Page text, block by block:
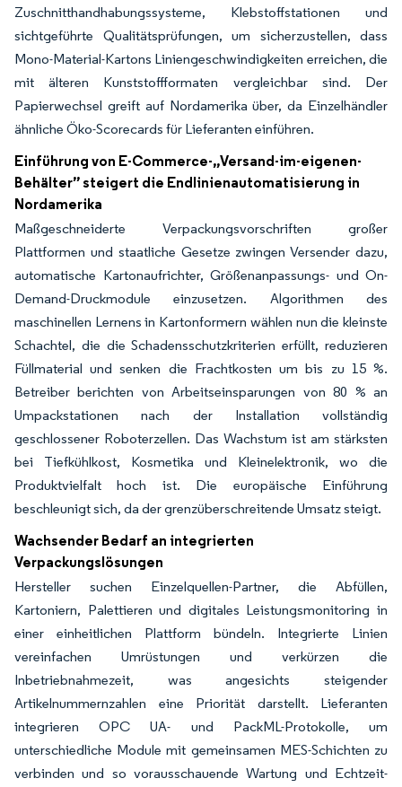
Zuschnitthandhabungssysteme, Klebstoffstationen und
sichtgeführte Qualitätsprüfungen, um sicherzustellen, dass
Mono-Material-Kartons Liniengeschwindigkeiten erreichen, die
mit älteren Kunststoffformaten vergleichbar sind. Der
Papierwechsel greift auf Nordamerika über, da Einzelhändler
ähnliche Öko-Scorecards für Lieferanten einführen.
Einführung von E-Commerce-„Versand-im-eigenen-
Behälter” steigert die Endlinienautomatisierung in
Nordamerika
Maßgeschneiderte Verpackungsvorschriften großer
Plattformen und staatliche Gesetze zwingen Versender dazu,
automatische Kartonaufrichter, Größenanpassungs- und On-
Demand-Druckmodule einzusetzen. Algorithmen des
maschinellen Lernens in Kartonformern wählen nun die kleinste
Schachtel, die die Schadensschutzkriterien erfüllt, reduzieren
Füllmaterial und senken die Frachtkosten um bis zu 15 %.
Betreiber berichten von Arbeitseinsparungen von 80 % an
Umpackstationen nach der Installation vollständig
geschlossener Roboterzellen. Das Wachstum ist am stärksten
bei Tiefkühlkost, Kosmetika und Kleinelektronik, wo die
Produktvielfalt hoch ist. Die europäische Einführung
beschleunigt sich, da der grenzüberschreitende Umsatz steigt.
Wachsender Bedarf an integrierten
Verpackungslösungen
Hersteller suchen Einzelquellen-Partner, die Abfüllen,
Kartoniern, Palettieren und digitales Leistungsmonitoring in
einer einheitlichen Plattform bündeln. Integrierte Linien
vereinfachen Umrüstungen und verkürzen die
Inbetriebnahmezeit, was angesichts steigender
Artikelnummernzahlen eine Priorität darstellt. Lieferanten
integrieren OPC UA- und PackML-Protokolle, um
unterschiedliche Module mit gemeinsamen MES-Schichten zu
verbinden und so vorausschauende Wartung und Echtzeit-